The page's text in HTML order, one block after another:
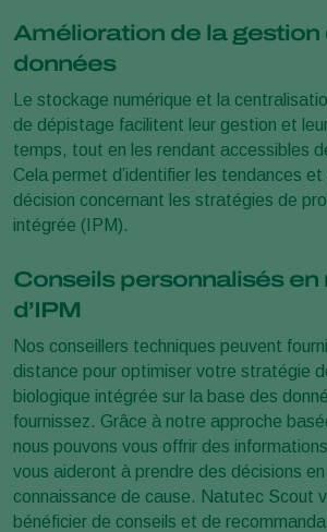
Amélioration de la gestion
données
Le stockage numérique et la
de dépistage facilitent leur gestion et
temps, tout en les rendant accessibles
Cela permet d’identifier les tendances et
décision concernant les stratégies de
intégrée (IPM).
Conseils personnalisés
d’IPM
Nos conseillers techniques peuvent
distance pour optimiser votre stratégie
biologique intégrée sur la base des
fournissez. Grâce à notre approche
nous pouvons vous offrir des
vous aideront à prendre des décisions
connaissance de cause. Natutec Scout
bénéficier de conseils et de